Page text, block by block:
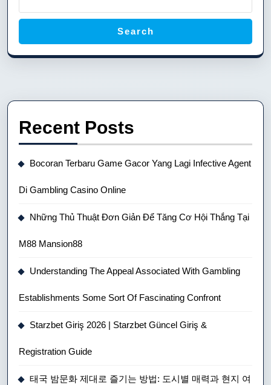
Search
Recent Posts
Bocoran Terbaru Game Gacor Yang Lagi Infective Agent
Di Gambling Casino Online
Những Thủ Thuật Đơn Giản Để Tăng Cơ Hội Thắng Tại
M88 Mansion88
Understanding The Appeal Associated With Gambling
Establishments Some Sort Of Fascinating Confront
Starzbet Giriş 2026 | Starzbet Güncel Giriş &
Registration Guide
태국 밤문화 제대로 즐기는 방법: 도시별 매력과 현지 여